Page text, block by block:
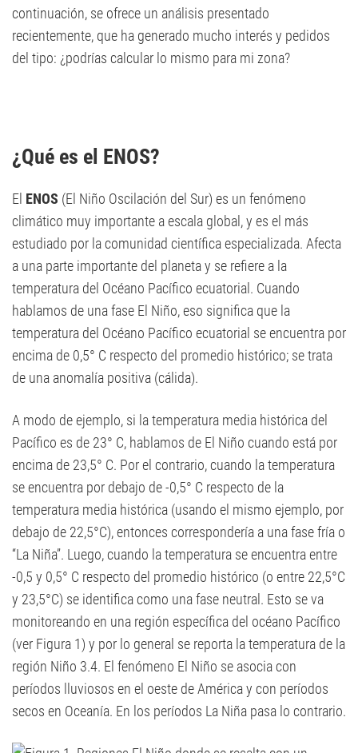
continuación, se ofrece un análisis presentado
recientemente, que ha generado mucho interés y pedidos
del tipo: ¿podrías calcular lo mismo para mi zona?
¿Qué es el ENOS?
El ENOS (El Niño Oscilación del Sur) es un fenómeno
climático muy importante a escala global, y es el más
estudiado por la comunidad científica especializada. Afecta
a una parte importante del planeta y se refiere a la
temperatura del Océano Pacífico ecuatorial. Cuando
hablamos de una fase El Niño, eso significa que la
temperatura del Océano Pacífico ecuatorial se encuentra por
encima de 0,5° C respecto del promedio histórico; se trata
de una anomalía positiva (cálida).
A modo de ejemplo, si la temperatura media histórica del
Pacífico es de 23° C, hablamos de El Niño cuando está por
encima de 23,5° C. Por el contrario, cuando la temperatura
se encuentra por debajo de -0,5° C respecto de la
temperatura media histórica (usando el mismo ejemplo, por
debajo de 22,5°C), entonces correspondería a una fase fría o
“La Niña”. Luego, cuando la temperatura se encuentra entre
-0,5 y 0,5° C respecto del promedio histórico (o entre 22,5°C
y 23,5°C) se identifica como una fase neutral. Esto se va
monitoreando en una región específica del océano Pacífico
(ver Figura 1) y por lo general se reporta la temperatura de la
región Niño 3.4. El fenómeno El Niño se asocia con
períodos lluviosos en el oeste de América y con períodos
secos en Oceanía. En los períodos La Niña pasa lo contrario.